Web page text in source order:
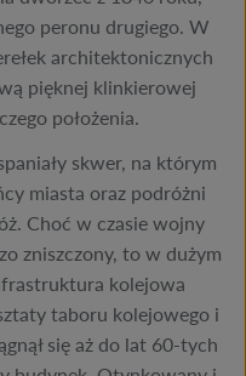
peronu drugiego. W
architektonicznych
pięknej klinkierowej
położenia.
skwer, na którym
miasta oraz podróżni
Choć w czasie wojny
zniszczony, to w dużym
kolejowa
taboru kolejowego i
się aż do lat 60-tych